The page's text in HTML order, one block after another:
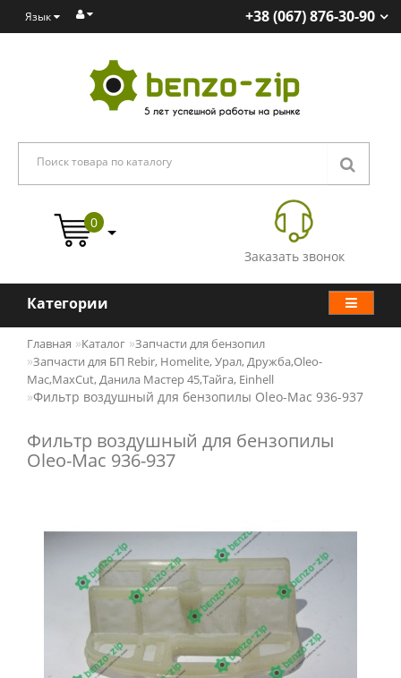
Язык +38 (067) 876-30-90
Заказать звонок
0
Категории
Главная Каталог
Запчасти для бензопил
Запчасти для БП Rebir, Homelite, Урал, Дружба,Oleo-
Mac,MaxCut, Данила Мастер 45,Тайга, Einhell
Фильтр воздушный для бензопилы Oleo-Mac 936-937
Фильтр воздушный для бензопилы
Oleo-Mac 936-937